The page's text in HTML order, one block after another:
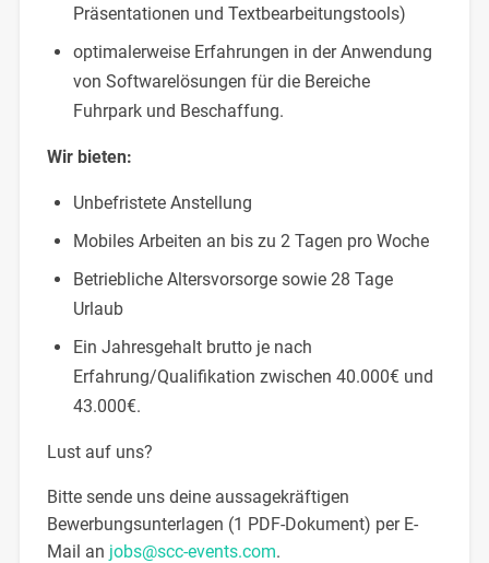
Präsentationen und Textbearbeitungstools)
optimalerweise Erfahrungen in der Anwendung
von Softwarelösungen für die Bereiche
Fuhrpark und Beschaffung.
Wir bieten:
Unbefristete Anstellung
Mobiles Arbeiten an bis zu 2 Tagen pro Woche
Betriebliche Altersvorsorge sowie 28 Tage
Urlaub
Ein Jahresgehalt brutto je nach
Erfahrung/Qualifikation zwischen 40.000€ und
43.000€.
Lust auf uns?
Bitte sende uns deine aussagekräftigen
Bewerbungsunterlagen (1 PDF-Dokument) per E-
Mail an jobs@scc-events.com.